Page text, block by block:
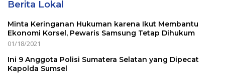
Berita Lokal
Minta Keringanan Hukuman karena Ikut Membantu
Ekonomi Korsel, Pewaris Samsung Tetap Dihukum
01/18/2021
Ini 9 Anggota Polisi Sumatera Selatan yang Dipecat
Kapolda Sumsel